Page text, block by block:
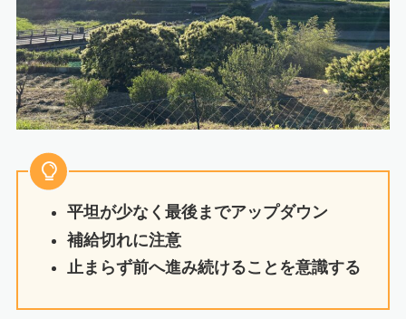
平坦が少なく最後までアップダウン
補給切れに注意
止まらず前へ進み続けることを意識する